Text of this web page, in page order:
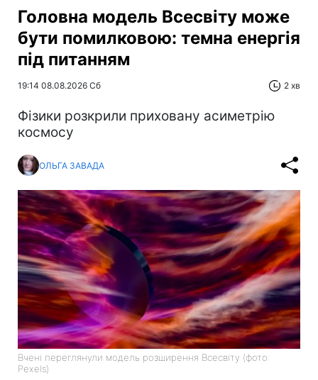
Головна модель Всесвіту може
бути помилковою: темна енергія
під питанням
19:14 08.08.2026 Сб 2 хв
Фізики розкрили приховану асиметрію
космосу
ОЛЬГА ЗАВАДА
Вчені переглянули модель розширення Всесвіту (фото:
Pexels)